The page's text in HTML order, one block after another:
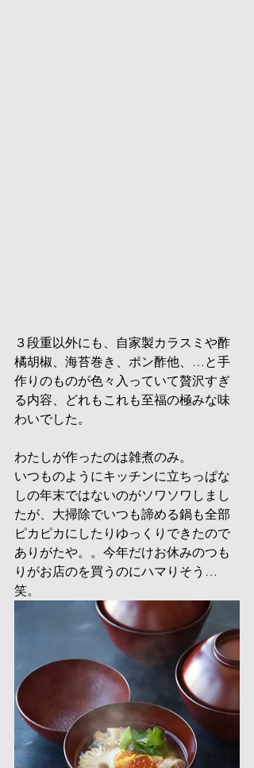
３段重以外にも、自家製カラスミや酢
橘胡椒、海苔巻き、ポン酢他、…と手
作りのものが色々入っていて贅沢すぎ
る内容、どれもこれも至福の極みな味
わいでした。
わたしが作ったのは雑煮のみ。
いつものようにキッチンに立ちっぱな
しの年末ではないのがソワソワしまし
たが、大掃除でいつも諦める鍋も全部
ピカピカにしたりゆっくりできたので
ありがたや。。今年だけお休みのつも
りがお店のを買うのにハマりそう…
笑。